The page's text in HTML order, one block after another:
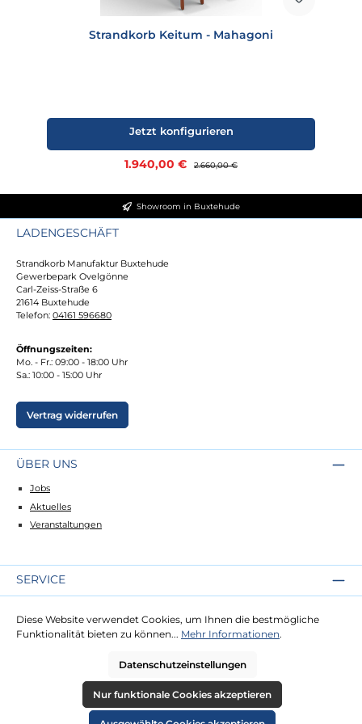
Strandkorb Keitum - Mahagoni
Verkaufspreis:
1.940,00 € Regulärer Preis:
2.660,00 €
Jetzt konfigurieren
Showroom in Buxtehude
LADENGESCHÄFT
Strandkorb Manufaktur Buxtehude
Gewerbepark Ovelgönne
Carl-Zeiss-Straße 6
21614 Buxtehude
Telefon: 04161 596680
Öffnungszeiten:
Mo. - Fr.: 09:00 - 18:00 Uhr
Sa.: 10:00 - 15:00 Uhr
Vertrag widerrufen
ÜBER UNS
Jobs
Aktuelles
Veranstaltungen
SERVICE
Lieferung
Zahlung
RECHTLICHES
Diese Website verwendet Cookies, um Ihnen die bestmögliche
Funktionalität bieten zu können... Mehr Informationen.
Datenschutzeinstellungen
Nur funktionale Cookies akzeptieren